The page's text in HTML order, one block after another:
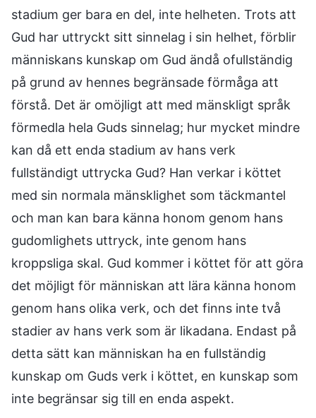
stadium ger bara en del, inte helheten. Trots att
Gud har uttryckt sitt sinnelag i sin helhet, förblir
människans kunskap om Gud ändå ofullständig
på grund av hennes begränsade förmåga att
förstå. Det är omöjligt att med mänskligt språk
förmedla hela Guds sinnelag; hur mycket mindre
kan då ett enda stadium av hans verk
fullständigt uttrycka Gud? Han verkar i köttet
med sin normala mänsklighet som täckmantel
och man kan bara känna honom genom hans
gudomlighets uttryck, inte genom hans
kroppsliga skal. Gud kommer i köttet för att göra
det möjligt för människan att lära känna honom
genom hans olika verk, och det finns inte två
stadier av hans verk som är likadana. Endast på
detta sätt kan människan ha en fullständig
kunskap om Guds verk i köttet, en kunskap som
inte begränsar sig till en enda aspekt.